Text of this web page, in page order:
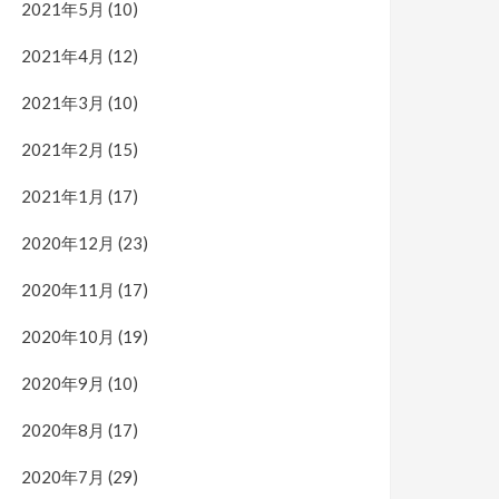
2021年5月 (10)
2021年4月 (12)
2021年3月 (10)
2021年2月 (15)
2021年1月 (17)
2020年12月 (23)
2020年11月 (17)
2020年10月 (19)
2020年9月 (10)
2020年8月 (17)
2020年7月 (29)